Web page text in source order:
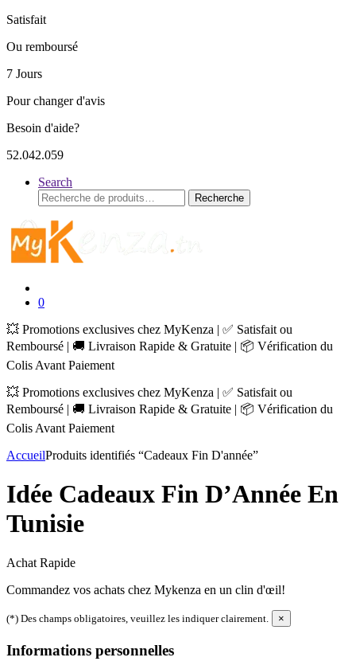
Satisfait
Ou remboursé
7 Jours
Pour changer d'avis
Besoin d'aide?
52.042.059
Search
Recherche
pour :
Recherche
0
💥 Promotions exclusives chez MyKenza | ✅ Satisfait ou
Remboursé | 🚚 Livraison Rapide & Gratuite | 📦 Vérification du
Colis Avant Paiement
💥 Promotions exclusives chez MyKenza | ✅ Satisfait ou
Remboursé | 🚚 Livraison Rapide & Gratuite | 📦 Vérification du
Colis Avant Paiement
AccueilProduits identifiés “Cadeaux Fin D'année”
Idée Cadeaux Fin D’Année En
Tunisie
Achat Rapide
Commandez vos achats chez Mykenza en un clin d'œil!
(*) Des champs obligatoires, veuillez les indiquer clairement. ×
Informations personnelles